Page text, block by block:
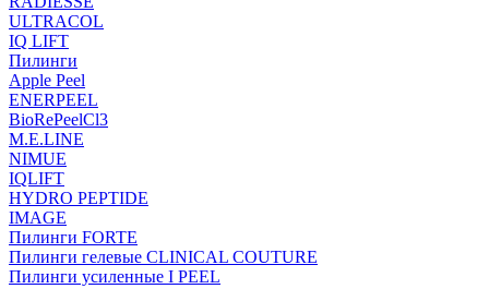
ULTRACOL
IQ LIFT
Пилинги
Apple Peel
ENERPEEL
BioRePeelCl3
M.E.LINE
NIMUE
IQLIFT
HYDRO PEPTIDE
IMAGE
Пилинги FORTE
Пилинги гелевые CLINICAL COUTURE
Пилинги усиленные I PEEL